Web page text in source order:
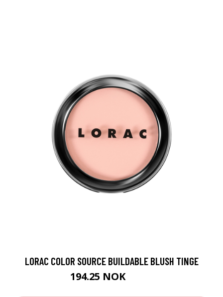
LORAC COLOR SOURCE BUILDABLE BLUSH TINGE
194.25 NOK